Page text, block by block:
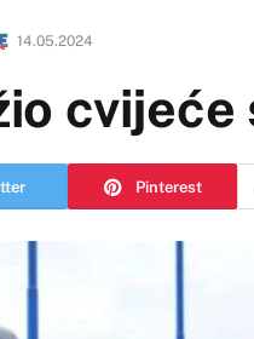
14.05.2024
Pinterest